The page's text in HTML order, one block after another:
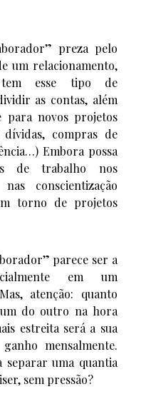
preza pelo
um relacionamento,
esse tipo de
as contas, além
para novos projetos
compras de
Embora possa
de trabalho nos
conscientização
torno de projetos
parece ser a
em um
atenção: quanto
do outro na hora
estreita será a sua
mensalmente.
separar uma quantia
sem pressão?